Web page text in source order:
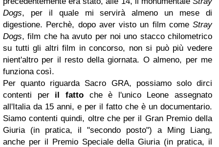
Dogs, per il quale mi servirà almeno un mese di
digestione. Perchè, dopo aver visto un film come Stray
Dogs, film che ha avuto per noi uno stacco chilometrico
su tutti gli altri film in concorso, non si può più vedere
nient'altro per il resto della giornata. O almeno, per me
funziona così.
Per quanto riguarda Sacro GRA, possiamo solo dirci
contenti per il fattoche è l'unico Leone assegnato
all'Italia da 15 anni, e per il fatto che è un documentario.
Siamo contenti quindi, oltre che per il Gran Premio della
Giuria (in pratica, il "secondo posto") a Ming Liang,
anche per il Premio Speciale della Giuria (in pratica, il